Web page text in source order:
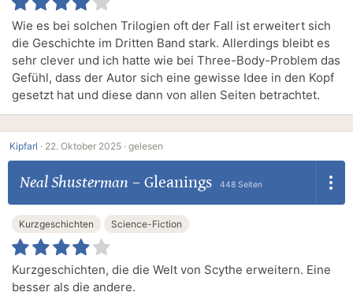
Wie es bei solchen Trilogien oft der Fall ist erweitert sich
die Geschichte im Dritten Band stark. Allerdings bleibt es
sehr clever und ich hatte wie bei Three-Body-Problem das
Gefühl, dass der Autor sich eine gewisse Idee in den Kopf
gesetzt hat und diese dann von allen Seiten betrachtet.
Kipfarl · 22. Oktober 2025 · gelesen
Neal Shusterman – Gleanings 448 Seiten
Kurzgeschichten Science-Fiction
Kurzgeschichten, die die Welt von Scythe erweitern. Eine
besser als die andere.